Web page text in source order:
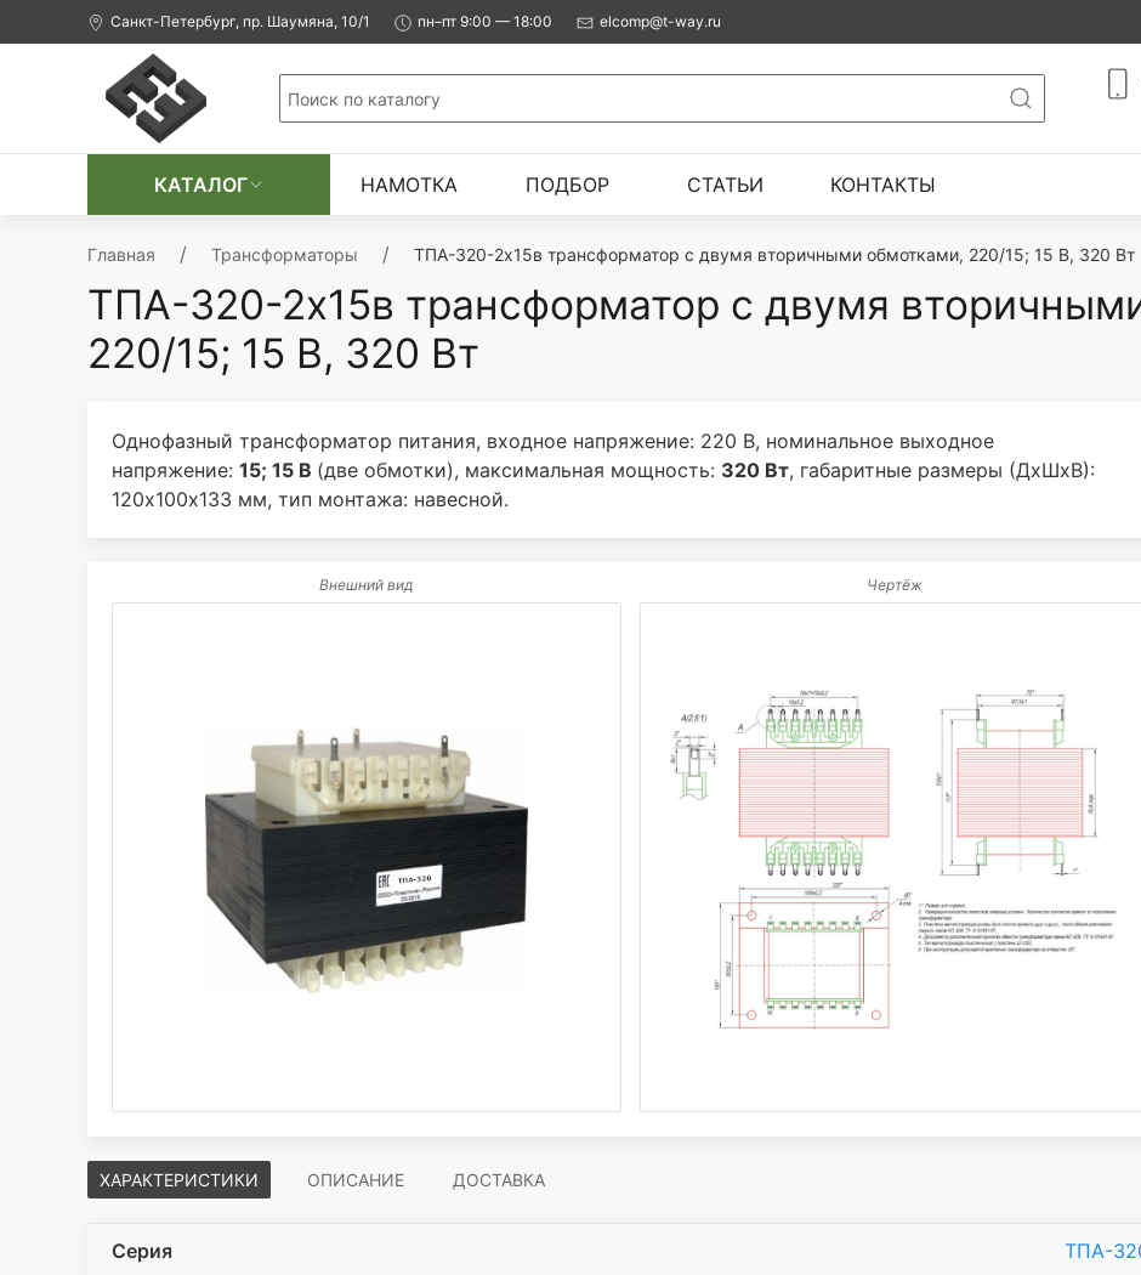
Санкт-Петербург, пр. Шаумяна, 10/1 пн–пт 9:00 — 18:00 elcomp@t-way.ru
КАТАЛОГ НАМОТКА ПОДБОР СТАТЬИ КОНТАКТЫ
Главная Трансформаторы ТПА-320-2х15в трансформатор с двумя вторичными обмотками, 220/15; 15 В, 320 Вт
ТПА-320-2х15в трансформатор с двумя
220/15; 15 В, 320 Вт
Однофазный трансформатор питания, входное напряжение: 220 В, номинальное выходное
напряжение: 15; 15 В (две обмотки), максимальная мощность: 320 Вт, габаритные размеры (ДхШхВ):
120х100х133 мм, тип монтажа: навесной.
Внешний вид Чертёж
ХАРАКТЕРИСТИКИ ОПИСАНИЕ ДОСТАВКА
Серия ТПА-